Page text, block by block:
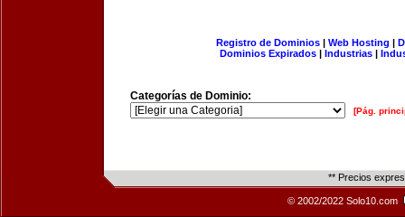
Registro de Dominios| Web Hosting |
Dominios Expirados | Industrias |
Categorías de Dominio:
[Pág.
** Precios
© 2002/2022 Solo10.com